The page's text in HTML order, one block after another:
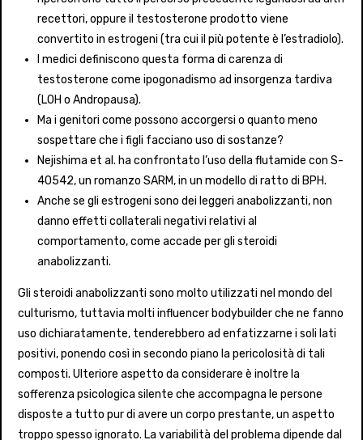
recettori, oppure il testosterone prodotto viene
convertito in estrogeni (tra cui il più potente è l’estradiolo).
I medici definiscono questa forma di carenza di
testosterone come ipogonadismo ad insorgenza tardiva
(LOH o Andropausa).
Ma i genitori come possono accorgersi o quanto meno
sospettare che i figli facciano uso di sostanze?
Nejishima et al. ha confrontato l’uso della flutamide con S-
40542, un romanzo SARM, in un modello di ratto di BPH.
Anche se gli estrogeni sono dei leggeri anabolizzanti, non
danno effetti collaterali negativi relativi al
comportamento, come accade per gli steroidi
anabolizzanti.
Gli steroidi anabolizzanti sono molto utilizzati nel mondo del
culturismo, tuttavia molti influencer bodybuilder che ne fanno
uso dichiaratamente, tenderebbero ad enfatizzarne i soli lati
positivi, ponendo così in secondo piano la pericolosità di tali
composti. Ulteriore aspetto da considerare è inoltre la
sofferenza psicologica silente che accompagna le persone
disposte a tutto pur di avere un corpo prestante, un aspetto
troppo spesso ignorato. La variabilità del problema dipende dal